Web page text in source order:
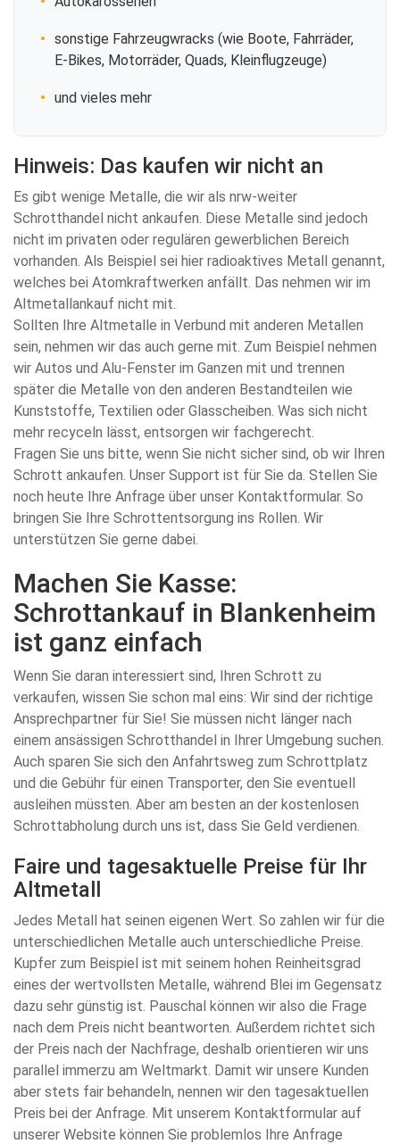
sonstige Fahrzeugwracks (wie Boote, Fahrräder,
E-Bikes, Motorräder, Quads, Kleinflugzeuge)
und vieles mehr
Hinweis: Das kaufen wir nicht an
Es gibt wenige Metalle, die wir als nrw-weiter
Schrotthandel nicht ankaufen. Diese Metalle sind jedoch
nicht im privaten oder regulären gewerblichen Bereich
vorhanden. Als Beispiel sei hier radioaktives Metall genannt,
welches bei Atomkraftwerken anfällt. Das nehmen wir im
Altmetallankauf nicht mit.
Sollten Ihre Altmetalle in Verbund mit anderen Metallen
sein, nehmen wir das auch gerne mit. Zum Beispiel nehmen
wir Autos und Alu-Fenster im Ganzen mit und trennen
später die Metalle von den anderen Bestandteilen wie
Kunststoffe, Textilien oder Glasscheiben. Was sich nicht
mehr recyceln lässt, entsorgen wir fachgerecht.
Fragen Sie uns bitte, wenn Sie nicht sicher sind, ob wir Ihren
Schrott ankaufen. Unser Support ist für Sie da. Stellen Sie
noch heute Ihre Anfrage über unser Kontaktformular. So
bringen Sie Ihre Schrottentsorgung ins Rollen. Wir
unterstützen Sie gerne dabei.
Machen Sie Kasse:
Schrottankauf in Blankenheim
ist ganz einfach
Wenn Sie daran interessiert sind, Ihren Schrott zu
verkaufen, wissen Sie schon mal eins: Wir sind der richtige
Ansprechpartner für Sie! Sie müssen nicht länger nach
einem ansässigen Schrotthandel in Ihrer Umgebung suchen.
Auch sparen Sie sich den Anfahrtsweg zum Schrottplatz
und die Gebühr für einen Transporter, den Sie eventuell
ausleihen müssten. Aber am besten an der kostenlosen
Schrottabholung durch uns ist, dass Sie Geld verdienen.
Faire und tagesaktuelle Preise für Ihr
Altmetall
Jedes Metall hat seinen eigenen Wert. So zahlen wir für die
unterschiedlichen Metalle auch unterschiedliche Preise.
Kupfer zum Beispiel ist mit seinem hohen Reinheitsgrad
eines der wertvollsten Metalle, während Blei im Gegensatz
dazu sehr günstig ist. Pauschal können wir also die Frage
nach dem Preis nicht beantworten. Außerdem richtet sich
der Preis nach der Nachfrage, deshalb orientieren wir uns
parallel immerzu am Weltmarkt. Damit wir unsere Kunden
aber stets fair behandeln, nennen wir den tagesaktuellen
Preis bei der Anfrage. Mit unserem Kontaktformular auf
unserer Website können Sie problemlos Ihre Anfrage